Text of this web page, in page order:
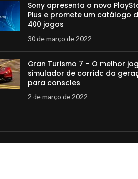
Sony apresenta o novo
Plus e promete um catálogo
400 jogos
30 de março de 2022
Gran Turismo 7 – O melhor
simulador de corrida da
para consoles
2 de março de 2022